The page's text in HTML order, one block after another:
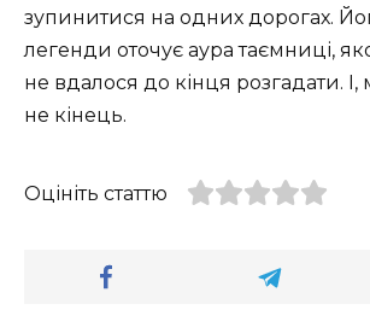
зупинитися на одних дорогах.
легенди оточує аура таємниці,
не вдалося до кінця розгадати.
не кінець.
Оцініть статтю